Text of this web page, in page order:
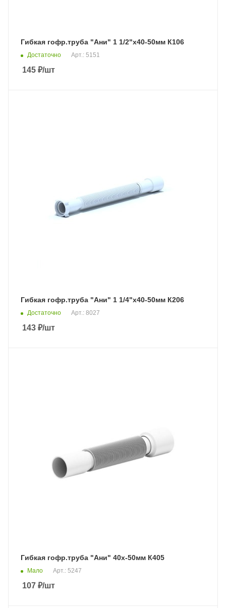
Гибкая гофр.труба "Ани" 1 1/2"х40-50мм К106
Достаточно Арт.: 5151
145 ₽/шт
Гибкая гофр.труба "Ани" 1 1/4"х40-50мм К206
Достаточно Арт.: 8027
143 ₽/шт
Гибкая гофр.труба "Ани" 40х-50мм К405
Мало Арт.: 5247
107 ₽/шт